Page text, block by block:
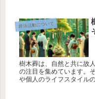
終活活動について
樹木葬は、自然と共に故
の注目を集めています。
や個人のライフスタイル